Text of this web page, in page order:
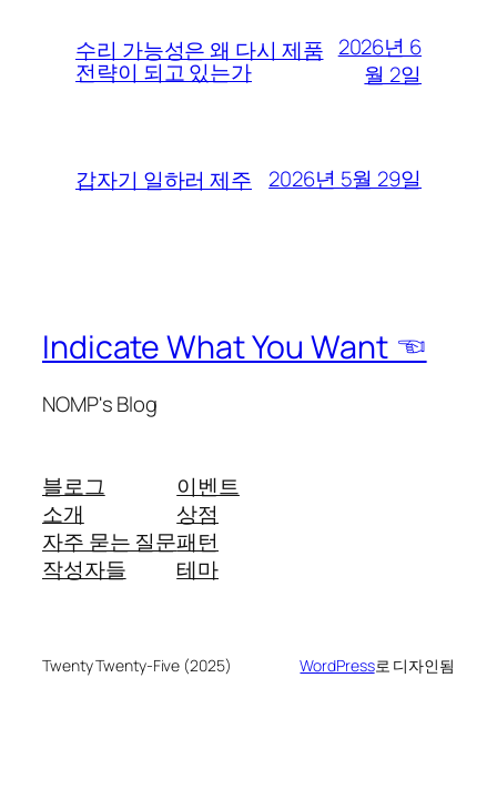
수리 가능성은 왜 다시 제품
전략이 되고 있는가
2026년 6
월 2일
갑자기 일하러 제주 2026년 5월 29일
Indicate What You Want ☜
NOMP's Blog
블로그
소개
자주 묻는 질문
작성자들
이벤트
상점
패턴
테마
Twenty Twenty-Five (2025) WordPress로 디자인됨